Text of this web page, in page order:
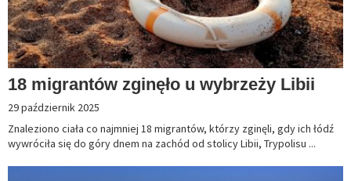
18 migrantów zginęło u wybrzeży Libii
29 październik 2025
Znaleziono ciała co najmniej 18 migrantów, którzy zginęli, gdy ich łódź
wywróciła się do góry dnem na zachód od stolicy Libii, Trypolisu ...